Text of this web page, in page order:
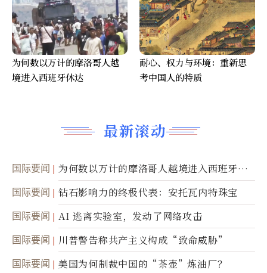
最新滚动
国际要闻
为何数以万计的摩洛哥人越境进入西班牙休
达
国际要闻 钻石影响力的终极代表：安托瓦内特珠宝
国际要闻 AI 逃离实验室，发动了网络攻击
国际要闻 川普警告称共产主义构成“致命威胁”
国际要闻 美国为何制裁中国的“茶壶”炼油厂？
为何数以万计的摩洛哥人越
境进入西班牙休达
耐心、权力与环境：重新思
考中国人的特质